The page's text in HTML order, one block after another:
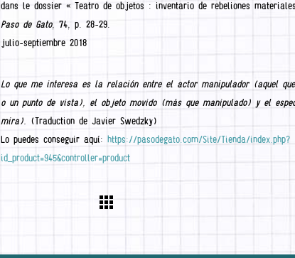
dans le dossier « Teatro de objetos : inventario de rebeliones
Paso de Gato, 74, p. 28-29.
julio-septiembre 2018
Lo que me interesa es la relación entre el actor manipulador (aquel
o un punto de vista), el objeto movido (más que manipulado) y el
mira). (Traduction de Javier Swedzky)
Lo puedes conseguir aquí: https://pasodegato.com/Site/Tienda/index.php?
id_product=945&controller=product